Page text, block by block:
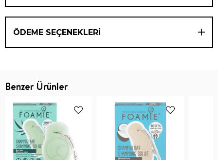
ÖDEME SEÇENEKLERI
Benzer Ürünler